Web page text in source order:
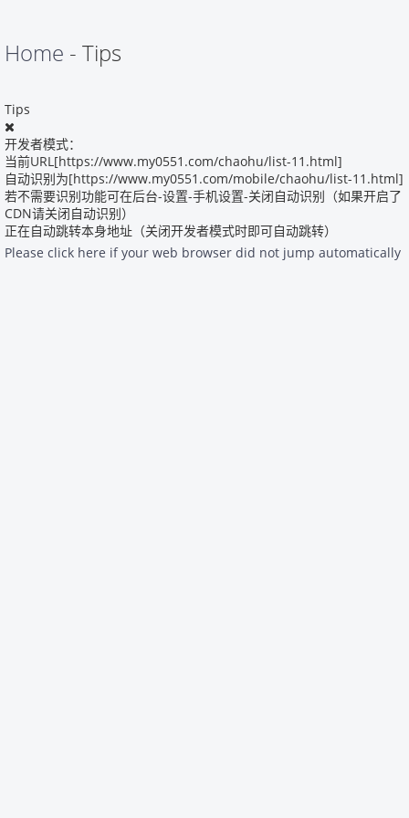
Home - Tips
Tips
开发者模式：
当前URL[https://www.my0551.com/chaohu/list-11.html]
自动识别为[https://www.my0551.com/mobile/chaohu/list-11.html]
若不需要识别功能可在后台-设置-手机设置-关闭自动识别（如果开启了
CDN请关闭自动识别）
正在自动跳转本身地址（关闭开发者模式时即可自动跳转）
Please click here if your web browser did not jump automatically